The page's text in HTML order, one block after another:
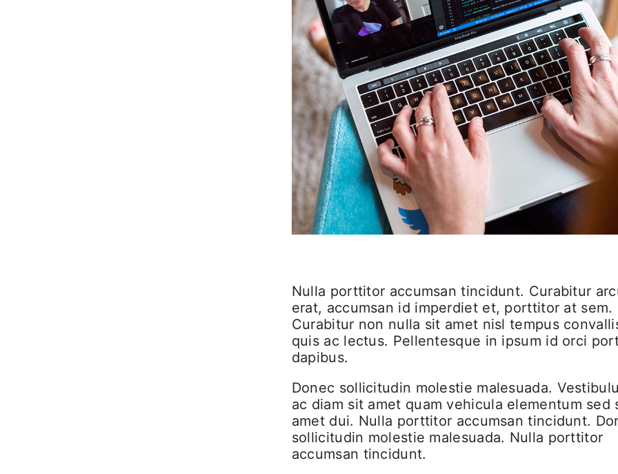
Nulla porttitor accumsan tincidunt. Curabitur
erat, accumsan id imperdiet et, porttitor at sem.
Curabitur non nulla sit amet nisl tempus
quis ac lectus. Pellentesque in ipsum id orci
dapibus.
Donec sollicitudin molestie malesuada.
ac diam sit amet quam vehicula elementum sed
amet dui. Nulla porttitor accumsan tincidunt.
sollicitudin molestie malesuada. Nulla porttitor
accumsan tincidunt.